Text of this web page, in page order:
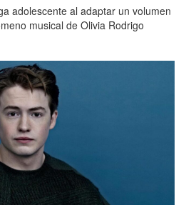
adolescente al adaptar un volumen
musical de Olivia Rodrigo